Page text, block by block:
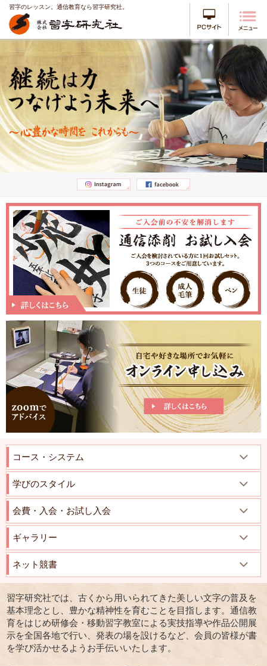
習字のレッスン。通信教育なら習字研究社。
コース・システム
学びのスタイル
会費・入会・お試し入会
ギャラリー
ネット競書
習字研究社では、古くから用いられてきた美しい文字の普及を
基本理念とし、豊かな精神性を育むことを目指します。通信教
育をはじめ研修会・移動習字教室による実技指導や作品公開展
示を全国各地で行い、発表の場を設けるなど、会員の皆様が書
を学び活かせるようお手伝いいたします。